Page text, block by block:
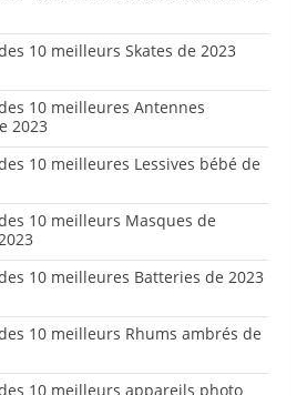
10 meilleurs Skates de 2023
10 meilleures Antennes
2023
10 meilleures Lessives bébé de
10 meilleurs Masques de
10 meilleures Batteries de 2023
10 meilleurs Rhums ambrés de
10 meilleurs appareils photo